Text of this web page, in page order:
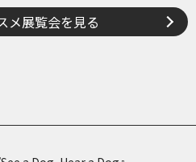
メ展覧会を見る